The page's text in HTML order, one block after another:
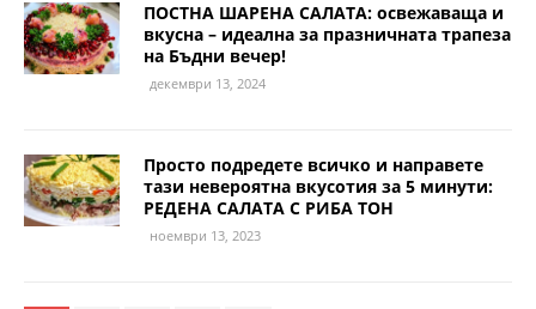
ПОСТНА ШАРЕНА САЛАТА: освежаваща и
вкусна – идеална за празничната трапеза
на Бъдни вечер!
декември 13, 2024
Просто подредете всичко и направете
тази невероятна вкусотия за 5 минути:
РЕДЕНА САЛАТА С РИБА ТОН
ноември 13, 2023